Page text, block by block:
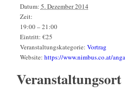
Datum: 5. Dezember 2014
Zeit:
19:00 – 21:00
Eintritt: €25
Veranstaltungskategorie: Vortrag
Website: https://www.nimbus.co.at/
Veranstaltungsort